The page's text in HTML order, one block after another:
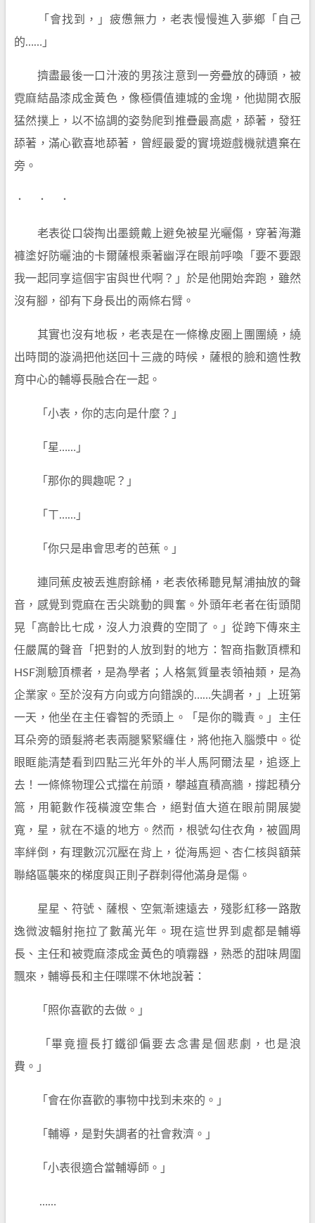
「會找到，」疲憊無力，老表慢慢進入夢鄉「自己
的……」
擠盡最後一口汁液的男孩注意到一旁疊放的磚頭，被
霓麻結晶漆成金黃色，像極價值連城的金塊，他拋開衣服
猛然撲上，以不協調的姿勢爬到推疊最高處，舔著，發狂
舔著，滿心歡喜地舔著，曾經最愛的實境遊戲機就遺棄在
旁。
． ． ．
老表從口袋掏出墨鏡戴上避免被星光曬傷，穿著海灘
褲塗好防曬油的卡爾薩根乘著幽浮在眼前呼喚「要不要跟
我一起同享這個宇宙與世代啊？」於是他開始奔跑，雖然
沒有腳，卻有下身長出的兩條右臂。
其實也沒有地板，老表是在一條橡皮圈上團團繞，繞
出時間的漩渦把他送回十三歲的時候，薩根的臉和適性教
育中心的輔導長融合在一起。
「小表，你的志向是什麼？」
「星……」
「那你的興趣呢？」
「ㄒ……」
「你只是串會思考的芭蕉。」
連同蕉皮被丟進廚餘桶，老表依稀聽見幫浦抽放的聲
音，感覺到霓麻在舌尖跳動的興奮。外頭年老者在街頭閒
晃「高齡比七成，沒人力浪費的空間了。」從跨下傳來主
任嚴厲的聲音「把對的人放到對的地方：智商指數頂標和
HSF測驗頂標者，是為學者；人格氣質量表領袖類，是為
企業家。至於沒有方向或方向錯誤的……失調者，」上班第
一天，他坐在主任睿智的禿頭上。「是你的職責。」主任
耳朵旁的頭髮將老表兩腿緊緊纏住，將他拖入腦漿中。從
眼眶能清楚看到四點三光年外的半人馬阿爾法星，追逐上
去！一條條物理公式擋在前頭，攀越直積高牆，撐起積分
篙，用範數作筏橫渡空集合，絕對值大道在眼前開展變
寬，星，就在不遠的地方。然而，根號勾住衣角，被圓周
率絆倒，有理數沉沉壓在背上，從海馬迴、杏仁核與額葉
聯絡區襲來的梯度與正則子群刺得他滿身是傷。
星星、符號、薩根、空氣漸速遠去，殘影紅移一路散
逸微波輻射拖拉了數萬光年。現在這世界到處都是輔導
長、主任和被霓麻漆成金黃色的噴霧器，熟悉的甜味周圍
飄來，輔導長和主任喋喋不休地說著：
「照你喜歡的去做。」
「畢竟擅長打鐵卻偏要去念書是個悲劇，也是浪
費。」
「會在你喜歡的事物中找到未來的。」
「輔導，是對失調者的社會救濟。」
「小表很適合當輔導師。」
……